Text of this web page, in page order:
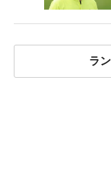
ラ